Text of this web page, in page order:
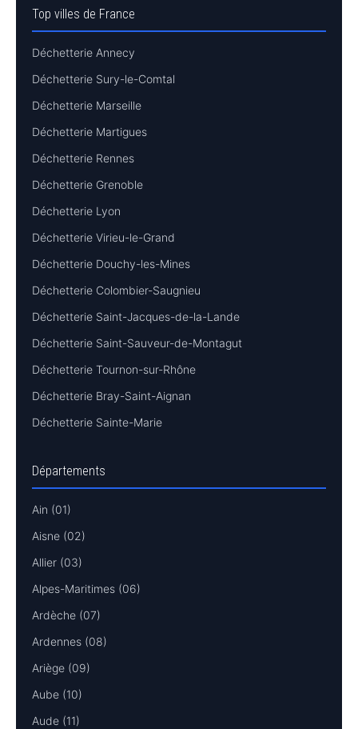
Top villes de France
Déchetterie Annecy
Déchetterie Sury-le-Comtal
Déchetterie Marseille
Déchetterie Martigues
Déchetterie Rennes
Déchetterie Grenoble
Déchetterie Lyon
Déchetterie Virieu-le-Grand
Déchetterie Douchy-les-Mines
Déchetterie Colombier-Saugnieu
Déchetterie Saint-Jacques-de-la-Lande
Déchetterie Saint-Sauveur-de-Montagut
Déchetterie Tournon-sur-Rhône
Déchetterie Bray-Saint-Aignan
Déchetterie Sainte-Marie
Départements
Ain (01)
Aisne (02)
Allier (03)
Alpes-Maritimes (06)
Ardèche (07)
Ardennes (08)
Ariège (09)
Aube (10)
Aude (11)